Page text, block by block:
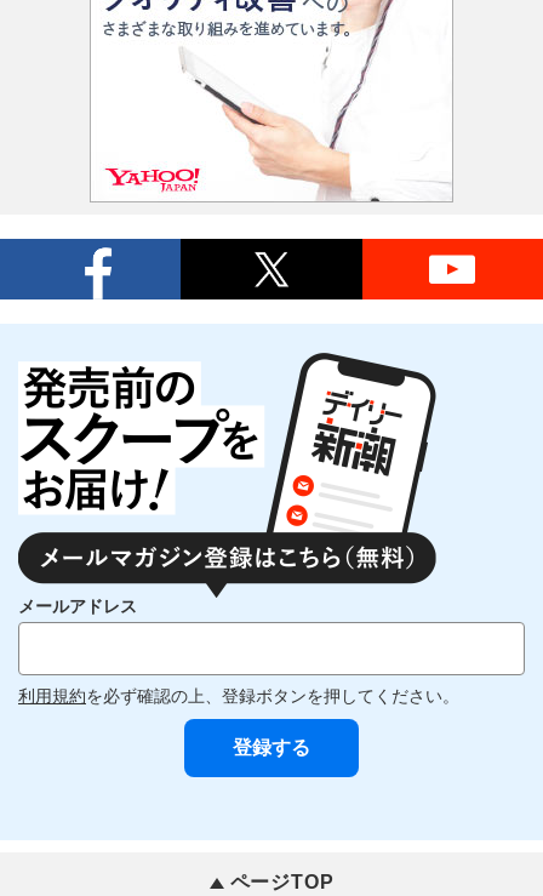
メールアドレス
利用規約を必ず確認の上、登録ボタンを押してください。
ページTOP